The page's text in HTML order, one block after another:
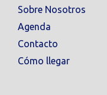
Sobre Nosotros
Agenda
Contacto
Cómo llegar